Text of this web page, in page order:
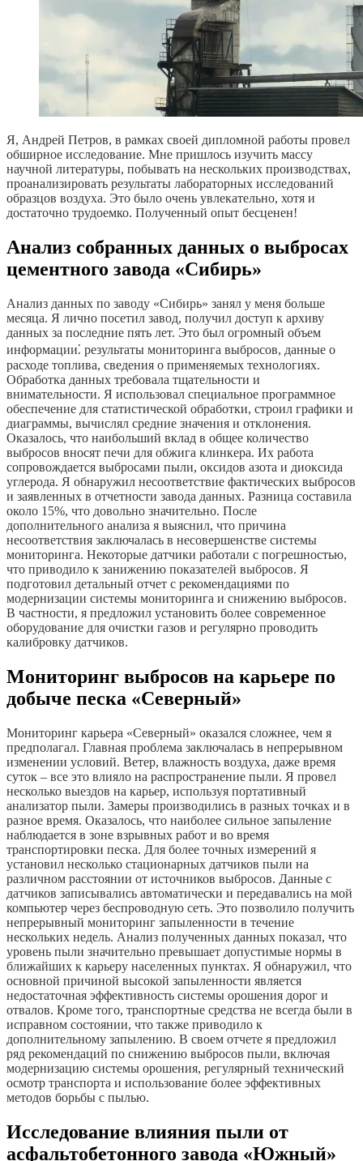
Я, Андрей Петров, в рамках своей дипломной работы провел
обширное исследование. Мне пришлось изучить массу
научной литературы, побывать на нескольких производствах,
проанализировать результаты лабораторных исследований
образцов воздуха. Это было очень увлекательно, хотя и
достаточно трудоемко. Полученный опыт бесценен!
Анализ собранных данных о выбросах
цементного завода «Сибирь»
Анализ данных по заводу «Сибирь» занял у меня больше
месяца. Я лично посетил завод, получил доступ к архиву
данных за последние пять лет. Это был огромный объем
информации⁚ результаты мониторинга выбросов, данные о
расходе топлива, сведения о применяемых технологиях.
Обработка данных требовала тщательности и
внимательности. Я использовал специальное программное
обеспечение для статистической обработки, строил графики и
диаграммы, вычислял средние значения и отклонения.
Оказалось, что наибольший вклад в общее количество
выбросов вносят печи для обжига клинкера. Их работа
сопровождается выбросами пыли, оксидов азота и диоксида
углерода. Я обнаружил несоответствие фактических выбросов
и заявленных в отчетности завода данных. Разница составила
около 15%, что довольно значительно. После
дополнительного анализа я выяснил, что причина
несоответствия заключалась в несовершенстве системы
мониторинга. Некоторые датчики работали с погрешностью,
что приводило к занижению показателей выбросов. Я
подготовил детальный отчет с рекомендациями по
модернизации системы мониторинга и снижению выбросов.
В частности, я предложил установить более современное
оборудование для очистки газов и регулярно проводить
калибровку датчиков.
Мониторинг выбросов на карьере по
добыче песка «Северный»
Мониторинг карьера «Северный» оказался сложнее, чем я
предполагал. Главная проблема заключалась в непрерывном
изменении условий. Ветер, влажность воздуха, даже время
суток – все это влияло на распространение пыли. Я провел
несколько выездов на карьер, используя портативный
анализатор пыли. Замеры производились в разных точках и в
разное время. Оказалось, что наиболее сильное запыление
наблюдается в зоне взрывных работ и во время
транспортировки песка. Для более точных измерений я
установил несколько стационарных датчиков пыли на
различном расстоянии от источников выбросов. Данные с
датчиков записывались автоматически и передавались на мой
компьютер через беспроводную сеть. Это позволило получить
непрерывный мониторинг запыленности в течение
нескольких недель. Анализ полученных данных показал, что
уровень пыли значительно превышает допустимые нормы в
ближайших к карьеру населенных пунктах. Я обнаружил, что
основной причиной высокой запыленности является
недостаточная эффективность системы орошения дорог и
отвалов. Кроме того, транспортные средства не всегда были в
исправном состоянии, что также приводило к
дополнительному запылению. В своем отчете я предложил
ряд рекомендаций по снижению выбросов пыли, включая
модернизацию системы орошения, регулярный технический
осмотр транспорта и использование более эффективных
методов борьбы с пылью.
Исследование влияния пыли от
асфальтобетонного завода «Южный»